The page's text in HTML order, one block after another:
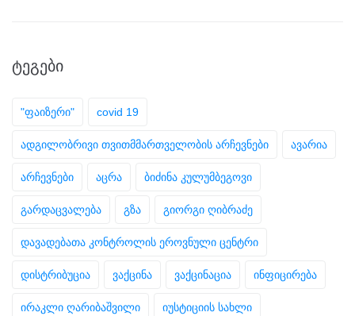
ᲢᲔᲒᲔᲑᲘ
"ფაიზერი" covid 19
ადგილობრივი თვითმმართველობის არჩევნები ავარია
არჩევნები აცრა ბიძინა კულუმბეგოვი
გარდაცვალება გზა გიორგი ღიბრაძე
დავადებათა კონტროლის ეროვნული ცენტრი
დისტრიბუცია ვაქცინა ვაქცინაცია ინფიცირება
ირაკლი ღარიბაშვილი იუსტიციის სახლი